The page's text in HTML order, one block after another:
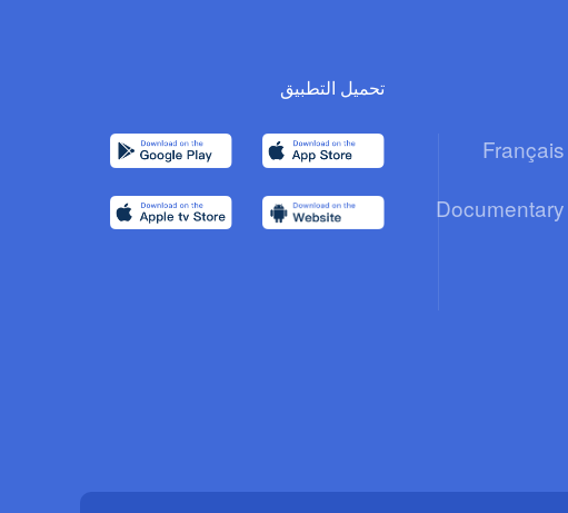
Français
Documentary
تحميل التطبيق